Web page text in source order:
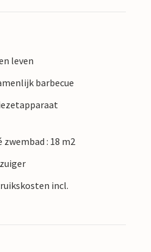
de baai van Koper.
aan de
al snorkelend
stadsbeeld om te
in de hand en
leven
barbecue
zwembad : 18 m2
incl.